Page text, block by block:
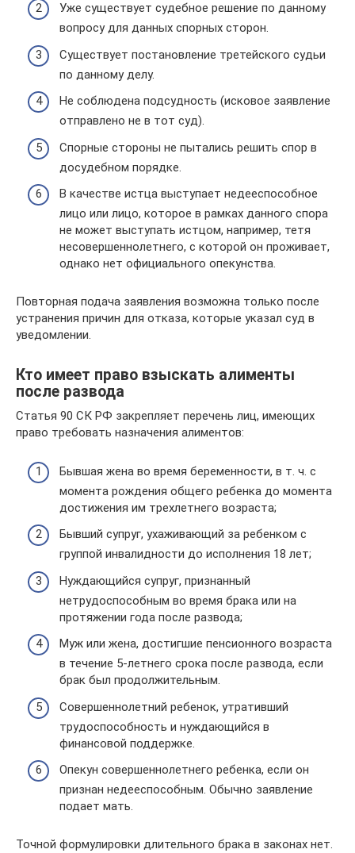
Уже существует судебное решение по данному
вопросу для данных спорных сторон.
Существует постановление третейского судьи
по данному делу.
Не соблюдена подсудность (исковое заявление
отправлено не в тот суд).
Спорные стороны не пытались решить спор в
досудебном порядке.
В качестве истца выступает недееспособное
лицо или лицо, которое в рамках данного спора
не может выступать истцом, например, тетя
несовершеннолетнего, с которой он проживает,
однако нет официального опекунства.
Повторная подача заявления возможна только после
устранения причин для отказа, которые указал суд в
уведомлении.
Кто имеет право взыскать алименты
после развода
Статья 90 СК РФ закрепляет перечень лиц, имеющих
право требовать назначения алиментов:
Бывшая жена во время беременности, в т. ч. с
момента рождения общего ребенка до момента
достижения им трехлетнего возраста;
Бывший супруг, ухаживающий за ребенком с
группой инвалидности до исполнения 18 лет;
Нуждающийся супруг, признанный
нетрудоспособным во время брака или на
протяжении года после развода;
Муж или жена, достигшие пенсионного возраста
в течение 5-летнего срока после развода, если
брак был продолжительным.
Совершеннолетний ребенок, утративший
трудоспособность и нуждающийся в
финансовой поддержке.
Опекун совершеннолетнего ребенка, если он
признан недееспособным. Обычно заявление
подает мать.
Точной формулировки длительного брака в законах нет.